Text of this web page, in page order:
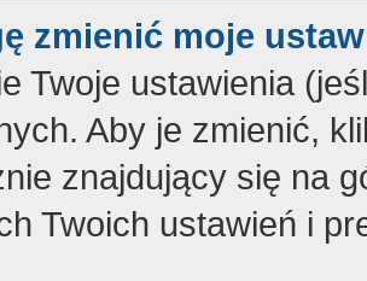
zmienić moje
Twoje ustawienia
Aby je zmienić,
znajdujący się na
Twoich ustawień i